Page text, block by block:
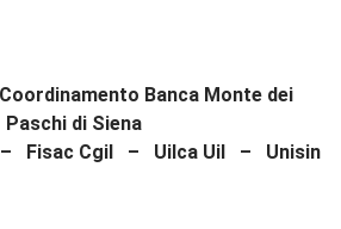
Banca Monte dei
Paschi di Siena
Fisac Cgil – Uilca Uil – Unisin